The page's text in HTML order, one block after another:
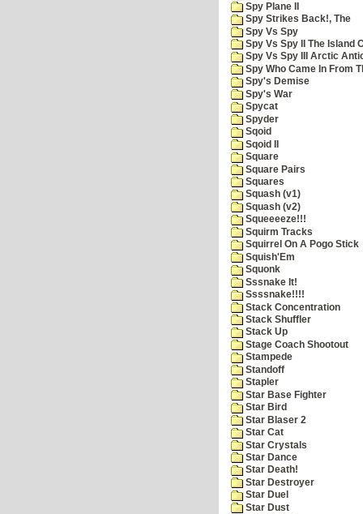
Spy Plane II
Spy Strikes Back!, The
Spy Vs Spy
Spy Vs Spy II The Island
Spy Vs Spy III Arctic
Spy Who Came In From
Spy's Demise
Spy's War
Spycat
Spyder
Sqoid
Sqoid II
Square
Square Pairs
Squares
Squash (v1)
Squash (v2)
Squeeeeze!!!
Squirm Tracks
Squirrel On A Pogo Stick
Squish'Em
Squonk
Sssnake It!
Ssssnake!!!!
Stack Concentration
Stack Shuffler
Stack Up
Stage Coach Shootout
Stampede
Standoff
Stapler
Star Base Fighter
Star Bird
Star Blaser 2
Star Cat
Star Crystals
Star Dance
Star Death!
Star Destroyer
Star Duel
Star Dust